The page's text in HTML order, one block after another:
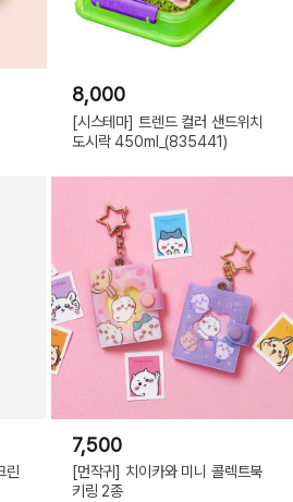
8,000
[시스테마] 트렌드 컬러 샌드위치
도시락 450ml_(835441)
린
7,500
[먼작귀] 치이카와 미니 콜렉트북
키링 2종